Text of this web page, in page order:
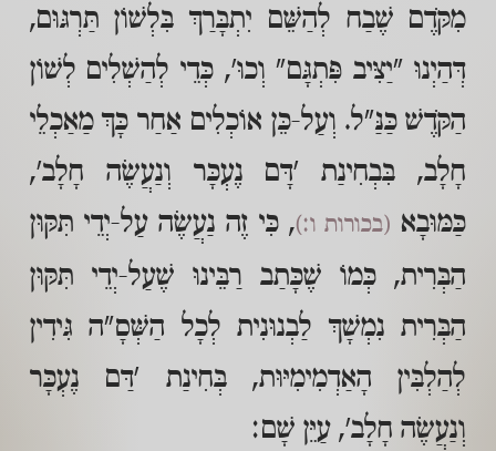
מִקֹּדֶם שֶׁבַח לְהַשֵּׁם יִתְבָּרַךְ בִּלְשׁוֹן תַּרְגּוּם,
דְּהַיְנוּ "יַצִּיב פִּתְגָּם" וְכוּ', כְּדֵי לְהַשְׁלִים לְשׁוֹן
הַקֹּדֶשׁ כַּנַּ"ל. וְעַל-כֵּן אוֹכְלִים אַחַר כָּךְ מַאַכְלֵי
חָלָב, בִּבְחִינַת 'דָּם נֶעְכָּר וְנַעֲשֶׂה חָלָב',
כַּמּוּבָא (בכורות ו:), כִּי זֶה נַעֲשֶׂה עַל-יְדֵי תִּקּוּן
הַבְּרִית, כְּמוֹ שֶׁכָּתַב רַבֵּינוּ שֶׁעַל-יְדֵי תִּקּוּן
הַבְּרִית נִמְשָׁךְ לַבְנוּנִית לְכָל הַשְּׁסָ"ה גִּידִין
לְהַלְבִּין הָאַדְמִימִיּוּת, בְּחִינַת 'דַּם נֶעְכָּר
וְנַעֲשֶׂה חָלָב', עַיֵּן שָׁם: